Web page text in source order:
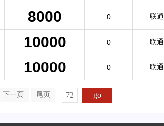
8000 0 联通
10000 0 联通
10000 0 联通
下一页 尾页